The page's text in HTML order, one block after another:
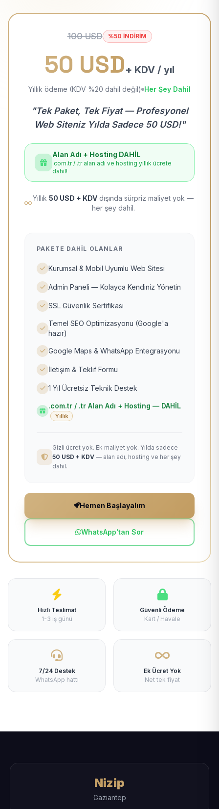
100 USD %50 İNDİRİM
50 USD+ KDV / yıl
Yıllık ödeme (KDV %20 dahil değil) Her Şey Dahil
"Tek Paket, Tek Fiyat — Profesyonel
Web Siteniz Yılda Sadece 50 USD!"
Alan Adı + Hosting DAHİL
.com.tr / .tr alan adı ve hosting yıllık ücrete
dahil!
Yıllık 50 USD + KDV dışında sürpriz maliyet yok —
her şey dahil.
PAKETE DAHIL OLANLAR
Kurumsal & Mobil Uyumlu Web Sitesi
Admin Paneli — Kolayca Kendiniz Yönetin
SSL Güvenlik Sertifikası
Temel SEO Optimizasyonu (Google'a
hazır)
Google Maps & WhatsApp Entegrasyonu
İletişim & Teklif Formu
1 Yıl Ücretsiz Teknik Destek
.com.tr / .tr Alan Adı + Hosting — DAHİL
Yıllık
Gizli ücret yok. Ek maliyet yok. Yılda sadece
50 USD + KDV — alan adı, hosting ve her şey
dahil.
Hemen Başlayalım
WhatsApp'tan Sor
Hızlı Teslimat
1-3 iş günü
Güvenli Ödeme
Kart / Havale
7/24 Destek
WhatsApp hattı
Ek Ücret Yok
Net tek fiyat
Nizip
Gaziantep